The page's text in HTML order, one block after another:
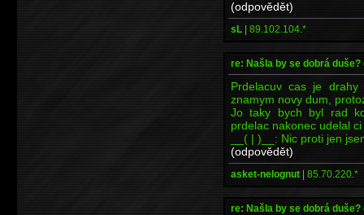
(odpovědět)
sL | 89.102.104.*
re: Našla by se dobrá
Prdelacuv cas je
znamym novy dum,
Jo taky bych byl rad
prdelac nakonec udelal
__( | )__: Nic proti jen
(odpovědět)
asket-nelognut | 85.70.220.*
re: Našla by se dobrá